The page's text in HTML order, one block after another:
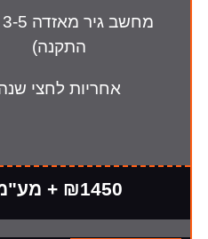
התקנה)
אחריות לחצי
₪1450 + מע"מ